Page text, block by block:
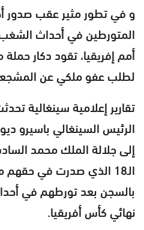
و في تطور مثير عقب صدور
المتورطين في أحداث
أمم إفريقيا، تقود دكار
لطلب عفو ملكي عن
تقارير إعلامية سينغالية
الرئيس السينغالي باسيرو
إلى جلالة الملك محمد
الـ18 الذي صدرت في
بالسجن بعد تورطهم في
نهائي كأس أفريقيا.